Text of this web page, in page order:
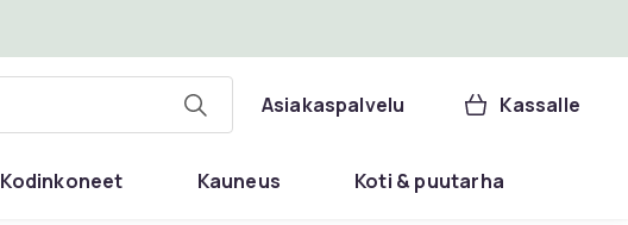
Asiakaspalvelu Kassalle
Kodinkoneet Kauneus Koti & puutarha